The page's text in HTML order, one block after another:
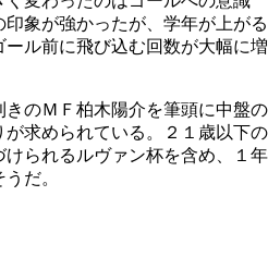
象が強かったが、学年が上がる
ル前に飛び込む回数が大幅に増
のＭＦ柏木陽介を筆頭に中盤の
求められている。２１歳以下の
られるルヴァン杯を含め、１年
だ。